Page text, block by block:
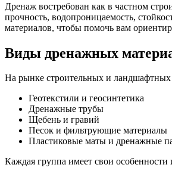
Дренаж востребован как в частном
прочность, водопроницаемость,
материалов, чтобы помочь вам
Виды дренажных
На рынке строительных и ландшафтных
Геотекстили и геосинтетика
Дренажные трубы
Щебень и гравий
Песок и фильтрующие материалы
Пластиковые маты и дренажные
Каждая группа имеет свои